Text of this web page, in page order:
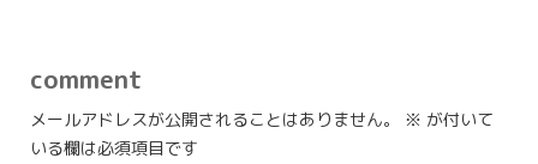
comment
メールアドレスが公開されることはありません。 ※ が付いて
いる欄は必須項目です